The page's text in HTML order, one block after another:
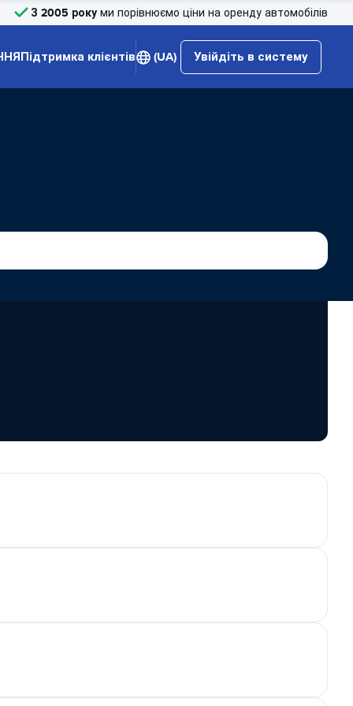
З 2005 року ми порівнюємо ціни на оренду автомобілів
Підтримка клієнтів (UA) Увійдіть в систему